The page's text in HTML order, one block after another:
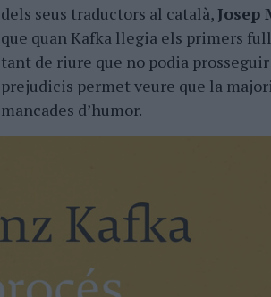
dels seus traductors al català,Josep
que quan Kafka llegia els primers
tant de riure que no podia
prejudicis permet veure que la
mancades d’humor.